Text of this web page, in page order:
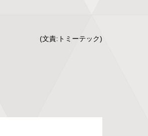
(文責:トミーテック)